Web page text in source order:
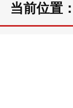
当前位置：